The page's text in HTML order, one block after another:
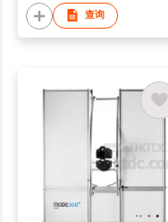
查询